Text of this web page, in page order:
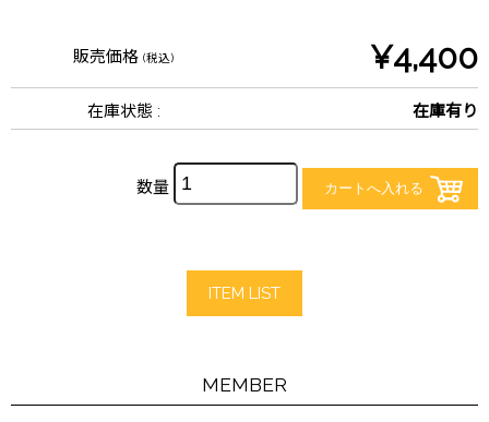
販売価格 (税込) ¥4,400
在庫状態 : 在庫有り
数量
ITEM LIST
MEMBER